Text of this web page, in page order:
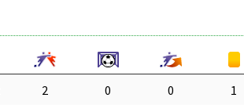
2 0 0 1